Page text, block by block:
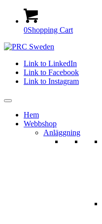
0Shopping Cart
Link to LinkedIn
Link to Facebook
Link to Instagram
Hem
Webbshop
Anläggning